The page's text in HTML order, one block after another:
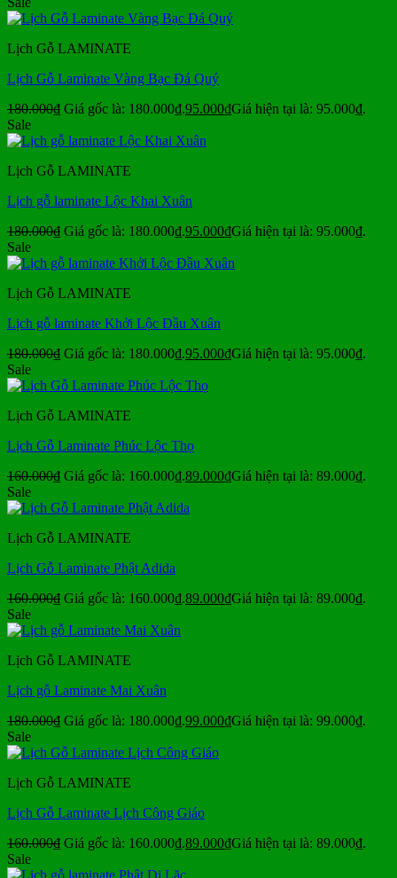
Lịch Gỗ LAMINATE
Lịch Gỗ Laminate Vàng Bạc Đá Quý
180.000₫ Giá gốc là: 180.000₫.95.000₫Giá hiện tại là: 95.000₫.
Sale
Lịch Gỗ LAMINATE
Lịch gỗ laminate Lộc Khai Xuân
180.000₫ Giá gốc là: 180.000₫.95.000₫Giá hiện tại là: 95.000₫.
Sale
Lịch Gỗ LAMINATE
Lịch gỗ laminate Khởi Lộc Đầu Xuân
180.000₫ Giá gốc là: 180.000₫.95.000₫Giá hiện tại là: 95.000₫.
Sale
Lịch Gỗ LAMINATE
Lịch Gỗ Laminate Phúc Lộc Thọ
160.000₫ Giá gốc là: 160.000₫.89.000₫Giá hiện tại là: 89.000₫.
Sale
Lịch Gỗ LAMINATE
Lịch Gỗ Laminate Phật Adida
160.000₫ Giá gốc là: 160.000₫.89.000₫Giá hiện tại là: 89.000₫.
Sale
Lịch Gỗ LAMINATE
Lịch gỗ Laminate Mai Xuân
180.000₫ Giá gốc là: 180.000₫.99.000₫Giá hiện tại là: 99.000₫.
Sale
Lịch Gỗ LAMINATE
Lịch Gỗ Laminate Lịch Công Giáo
160.000₫ Giá gốc là: 160.000₫.89.000₫Giá hiện tại là: 89.000₫.
Sale